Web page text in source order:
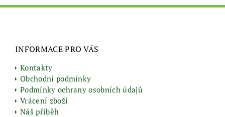
INFORMACE PRO VÁS
Kontakty
Obchodní podmínky
Podmínky ochrany osobních údajů
Vrácení zboží
Náš příběh